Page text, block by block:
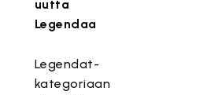
uutta
Legendaa
Legendat-
kategoriaan